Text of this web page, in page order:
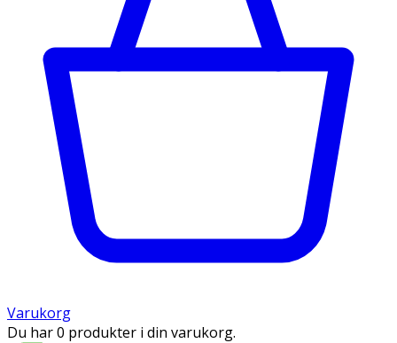
Varukorg
Du har 0 produkter i din varukorg.